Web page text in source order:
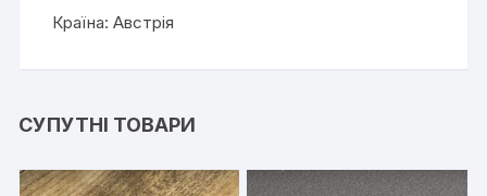
Країна: Австрія
СУПУТНІ ТОВАРИ